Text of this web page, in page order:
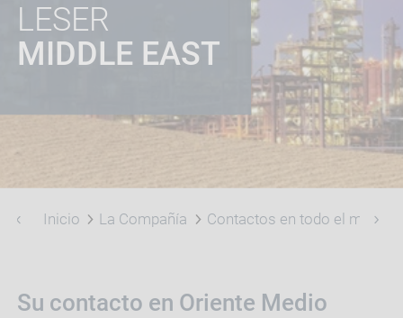
LESER
MIDDLE EAST
Inicio La Compañía Contactos en todo el mundo
Su contacto en Oriente Medio